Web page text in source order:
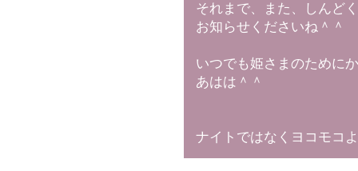
それまで、また、しんど
お知らせくださいね＾＾
いつでも姫さまのために
あはは＾＾
ナイトではなくヨコモコ